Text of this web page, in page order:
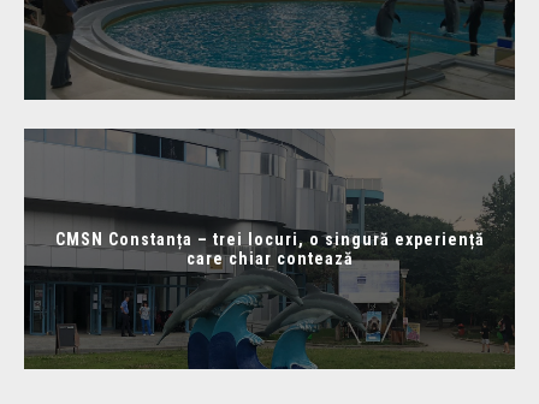
CMSN Constanța – trei locuri, o singură experiență
care chiar contează